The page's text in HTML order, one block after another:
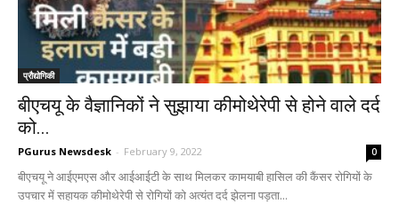
प्रौद्योगिकी
बीएचयू के वैज्ञानिकों ने सुझाया कीमोथेरेपी से होने वाले दर्द
को...
PGurus Newsdesk - February 9, 2022 0
बीएचयू ने आईएमएस और आईआईटी के साथ मिलकर कामयाबी हासिल की कैंसर रोगियों के
उपचार में सहायक कीमोथेरेपी से रोगियों को अत्यंत दर्द झेलना पड़ता...